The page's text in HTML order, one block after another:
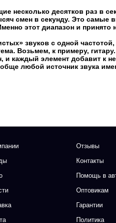
несколько десятков раз в
смен в секунду. Это самые
этот диапазон и принято
звуков с одной
Возьмем, к примеру,
и каждый элемент добавит
любой источник звука
Отзывы
Контакты
Помощь в
Оптовикам
Гарантии
Политика